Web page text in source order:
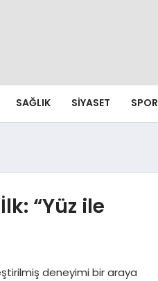
SAĞLIK SIYASET SPOR
“Yüz ile
deneyimi bir araya